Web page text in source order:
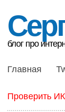
блог про
Главная
Проверить